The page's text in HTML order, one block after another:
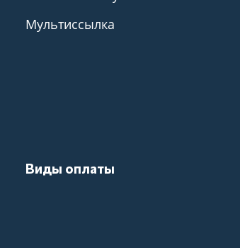
Мультиссылка
Виды оплаты